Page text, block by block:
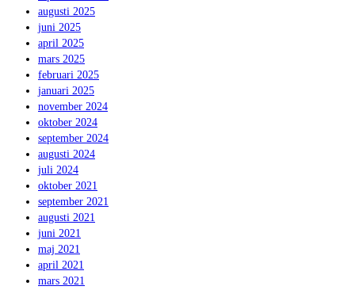
augusti 2025
juni 2025
april 2025
mars 2025
februari 2025
januari 2025
november 2024
oktober 2024
september 2024
augusti 2024
juli 2024
oktober 2021
september 2021
augusti 2021
juni 2021
maj 2021
april 2021
mars 2021